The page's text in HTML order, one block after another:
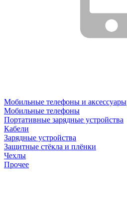
Мобильные телефоны и аксессуары
Мобильные телефоны
Портативные зарядные устройства
Кабели
Зарядные устройства
Защитные стёкла и плёнки
Чехлы
Прочее